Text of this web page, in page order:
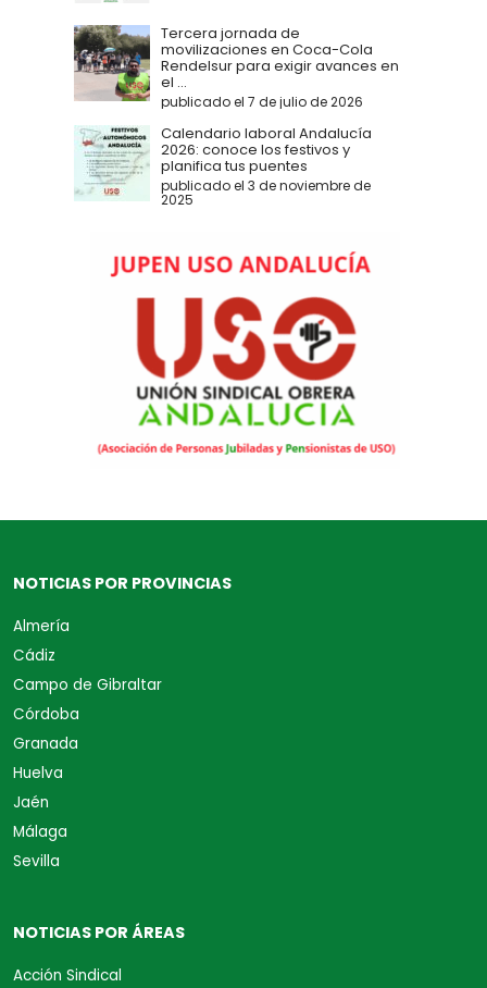
Tercera jornada de
movilizaciones en Coca-Cola
Rendelsur para exigir avances en
el ...
publicado el 7 de julio de 2026
Calendario laboral Andalucía
2026: conoce los festivos y
planifica tus puentes
publicado el 3 de noviembre de
2025
NOTICIAS POR PROVINCIAS
Almería
Cádiz
Campo de Gibraltar
Córdoba
Granada
Huelva
Jaén
Málaga
Sevilla
NOTICIAS POR ÁREAS
Acción Sindical